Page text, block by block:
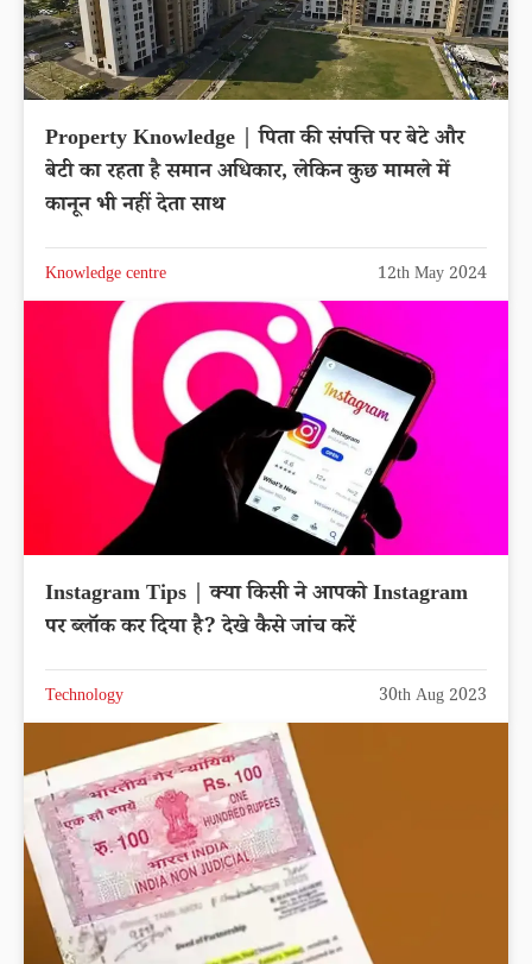
Property Knowledge | पिता की संपत्ति पर बेटे और
बेटी का रहता है समान अधिकार, लेकिन कुछ मामले में
कानून भी नहीं देता साथ
Knowledge centre 12th May 2024
Instagram Tips | क्या किसी ने आपको Instagram
पर ब्लॉक कर दिया है? देखे कैसे जांच करें
Technology 30th Aug 2023